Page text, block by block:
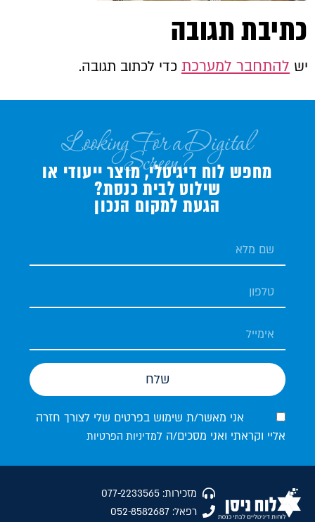
כתיבת תגובה
יש להתחבר למערכת כדי לכתוב תגובה.
Looking For a Digital
Screen?
מחפש לוח דיגיטלי, מוצר ייעודי או
שילוט לבית כנסת?
הגעת למקום הנכון
אני מאשר/ת שימוש בפרטים שלי לצורך חזרה
אליי וקראתי ואני מסכים/ה למדיניות הפרטיות
שלח
מזכירות: 077-2233565
רפאל: 052-8582687